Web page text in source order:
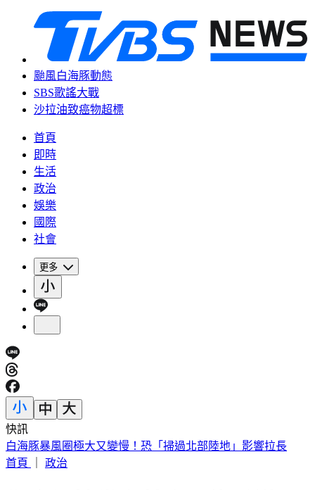
颱風白海豚動態
SBS歌謠大戰
沙拉油致癌物超標
首頁
即時
生活
政治
娛樂
國際
社會
更多
快訊
3字華語天王」爆私生子！周杰倫衰被捲入 杰威爾不忍了喊
告